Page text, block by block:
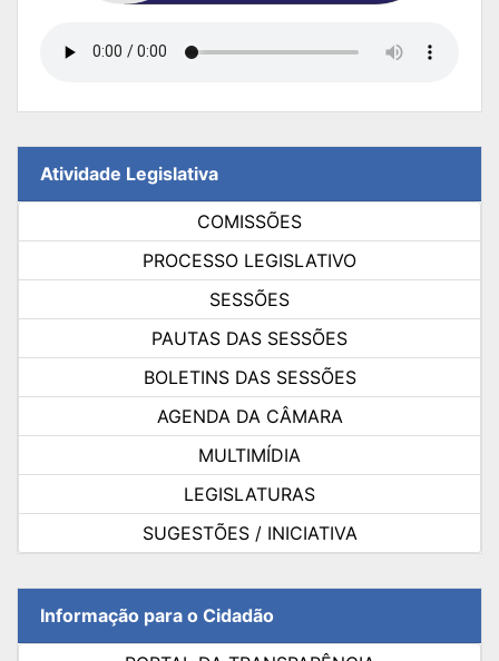
Atividade Legislativa
COMISSÕES
PROCESSO LEGISLATIVO
SESSÕES
PAUTAS DAS SESSÕES
BOLETINS DAS SESSÕES
AGENDA DA CÂMARA
MULTIMÍDIA
LEGISLATURAS
SUGESTÕES / INICIATIVA
Informação para o Cidadão